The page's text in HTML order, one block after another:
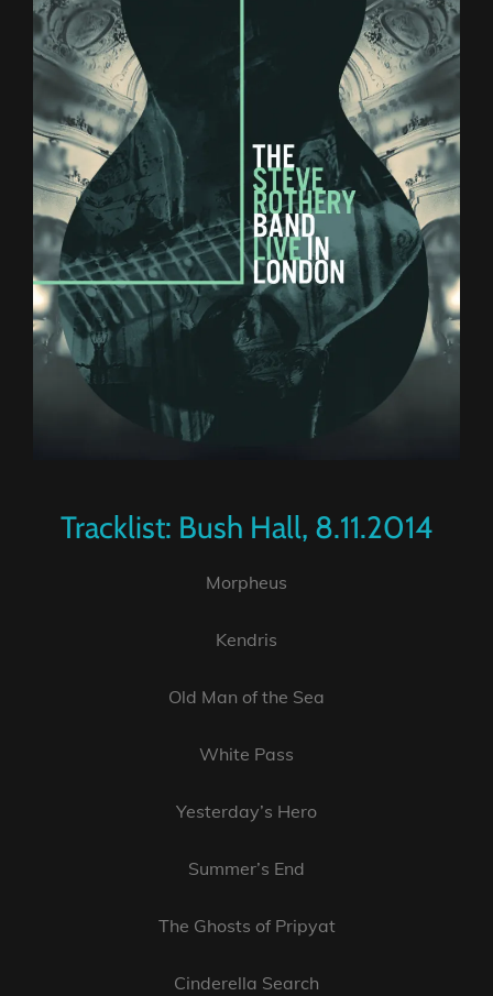
Tracklist: Bush Hall, 8.11.2014
Morpheus
Kendris
Old Man of the Sea
White Pass
Yesterday’s Hero
Summer’s End
The Ghosts of Pripyat
Cinderella Search